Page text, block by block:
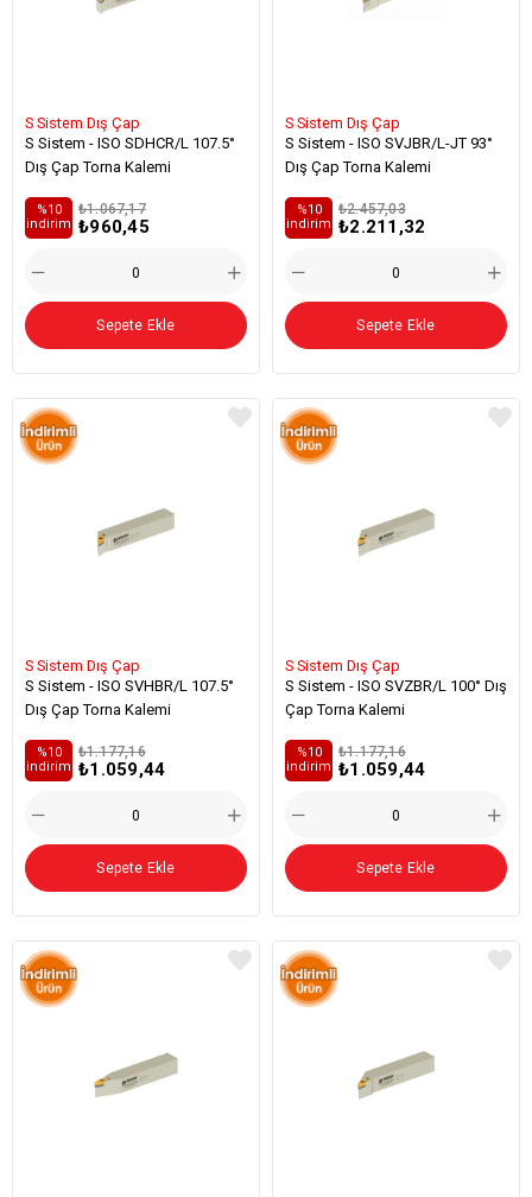
S Sistem Dış Çap
S Sistem - ISO SDHCR/L 107.5°
Dış Çap Torna Kalemi
₺960,45
₺1.067,17
%10
i̇ndirim
Sepete Ekle
S Sistem Dış Çap
S Sistem - ISO SVJBR/L-JT 93°
Dış Çap Torna Kalemi
₺2.211,32
₺2.457,03
%10
i̇ndirim
Sepete Ekle
S Sistem Dış Çap
S Sistem - ISO SVHBR/L 107.5°
Dış Çap Torna Kalemi
₺1.059,44
₺1.177,16
%10
i̇ndirim
Sepete Ekle
S Sistem Dış Çap
S Sistem - ISO SVZBR/L 100° Dış
Çap Torna Kalemi
₺1.059,44
₺1.177,16
%10
i̇ndirim
Sepete Ekle